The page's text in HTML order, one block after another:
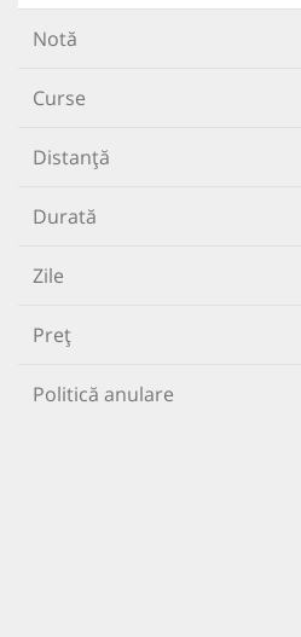
Notă
Curse
Distanță
Durată
Zile
Preț
Politică anulare